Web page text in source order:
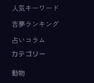
人気キーワード
吉夢ランキング
占いコラム
カテゴリー
動物